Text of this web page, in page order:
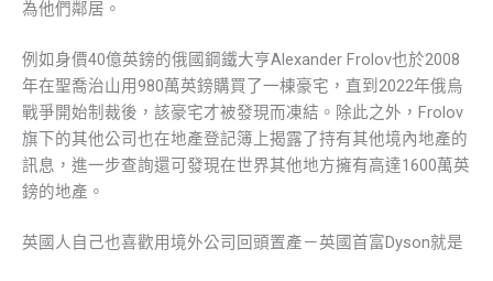
為他們鄰居。
例如身價40億英鎊的俄國鋼鐵大亨Alexander Frolov也於2008
年在聖喬治山用980萬英鎊購買了一棟豪宅，直到2022年俄烏
戰爭開始制裁後，該豪宅才被發現而凍結。除此之外，Frolov
旗下的其他公司也在地產登記簿上揭露了持有其他境內地產的
訊息，進一步查詢還可發現在世界其他地方擁有高達1600萬英
鎊的地產。
英國人自己也喜歡用境外公司回頭置產－英國首富Dyson就是